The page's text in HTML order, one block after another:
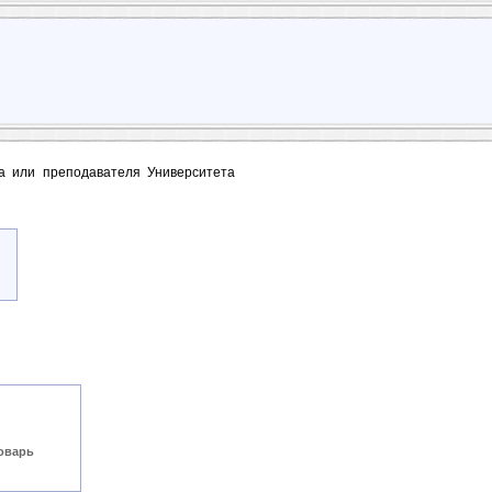
или преподавателя Университета